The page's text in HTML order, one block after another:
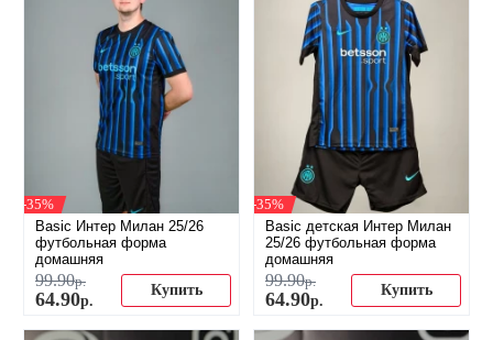
-35%
Basic Интер Милан 25/26
футбольная форма
домашняя
99.90р.
64.90р.
Купить
-35%
Basic детская Интер Милан
25/26 футбольная форма
домашняя
99.90р.
64.90р.
Купить